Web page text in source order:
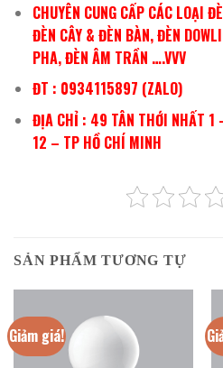
CHUYÊN CUNG CẤP CÁC LOẠI
ĐÈN CÂY & ĐÈN BÀN, ĐÈN
PHA, ĐÈN ÂM TRẦN ….VVV
ĐT : 0934115897 (ZALO)
ĐỊA CHỈ : 49 TÂN THỚI NHẤT 1
12 – TP HỒ CHÍ MINH
SẢN PHẨM TƯƠNG TỰ
Giảm giá!